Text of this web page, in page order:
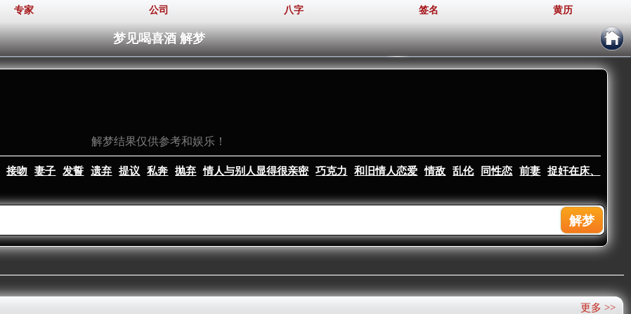
专家 公司 八字 签名 黄历
梦见喝喜酒 解梦
解梦结果仅供参考和娱乐！
接吻 妻子 发誓 遗弃 提议 私奔 抛弃 情人与别人显得很亲密 巧克力 和旧情人恋爱 情敌 乱伦 同性恋 前妻
捉奸在床、
更多 >>